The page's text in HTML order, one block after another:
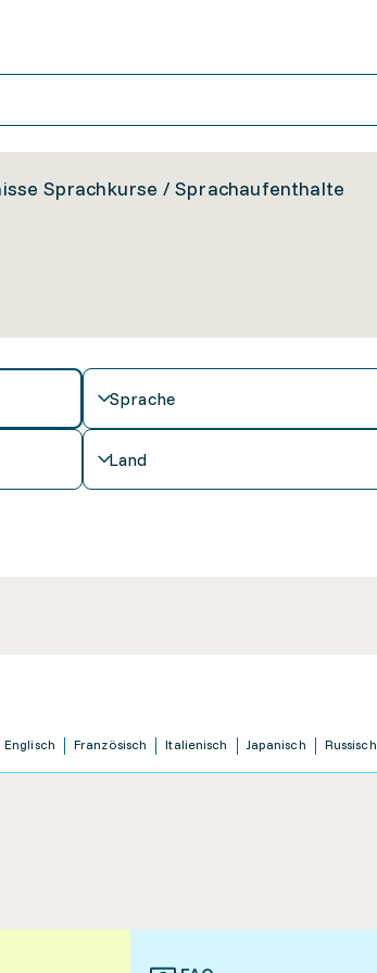
Sprachkurse / Sprachaufenthalte
Sprache
Land
Englisch Französisch Italienisch Japanisch Russisch